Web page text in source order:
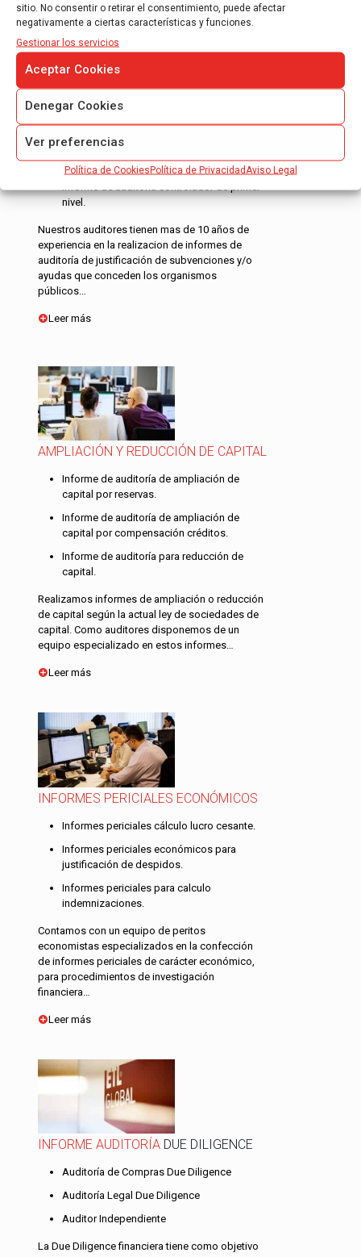
sitio. No consentir o retirar el consentimiento, puede afectar
negativamente a ciertas características y funciones.
Gestionar los servicios
Aceptar Cookies
Denegar Cookies
Ver preferencias
Política de CookiesPolítica de Privacidad Aviso Legal
INFORME DE JUSTIFICACIÓN DE
Informe de auditoría para justificación de
ayudas CDTI.
Informe de auditoría para justificación
FEDER – 7º Programa Marco.
Informe de auditoría controlador de primer
nivel.
Nuestros auditores tienen mas de 10 años de
experiencia en la realizacion de informes de
auditoría de justificación de subvenciones y/o
ayudas que conceden los organismos
públicos…
Leer más
AMPLIACIÓN Y REDUCCIÓN DE CAPITAL
Informe de auditoría de ampliación de
capital por reservas.
Informe de auditoría de ampliación de
capital por compensación créditos.
Informe de auditoría para reducción de
capital.
Realizamos informes de ampliación o reducción
de capital según la actual ley de sociedades de
capital. Como auditores disponemos de un
equipo especializado en estos informes…
Leer más
INFORMES PERICIALES ECONÓMICOS
Informes periciales cálculo lucro cesante.
Informes periciales económicos para
justificación de despidos.
Informes periciales para calculo
indemnizaciones.
Contamos con un equipo de peritos
economistas especializados en la confección
de informes periciales de carácter económico,
para procedimientos de investigación
financiera…
Leer más
INFORME AUDITORÍA DUE DILIGENCE
Auditoría de Compras Due Diligence
Auditoría Legal Due Diligence
Auditor Independiente
La Due Diligence financiera tiene como objetivo